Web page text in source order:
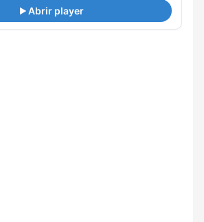
Abrir player